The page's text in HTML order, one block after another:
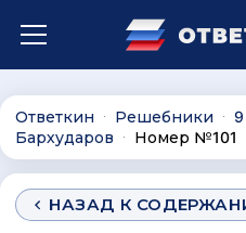
Ответкин ∙ Решебники ∙ 9
Бархударов ∙ Номер №101
НАЗАД К